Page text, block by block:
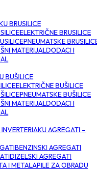
BRUSILICE
ELEKTRIČNE BRUSILICE
PNEUMATSKE
DODACI I
BUŠILICE
ELEKTRIČNE BUŠILICE
PNEUMATSKE BUŠILICE
DODACI I
AKU AGREGATI –
BENZINSKI AGREGATI
DIZELSKI AGREGATI
PILE ZA OBRADU